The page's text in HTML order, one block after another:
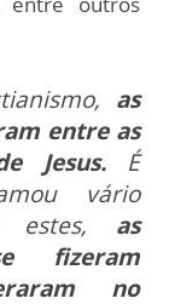
as
entre as
Jesus.É
vário
estes, as
fizeram
no